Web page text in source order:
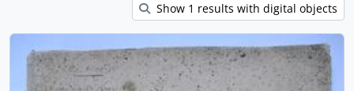
Show 1 results with digital objects